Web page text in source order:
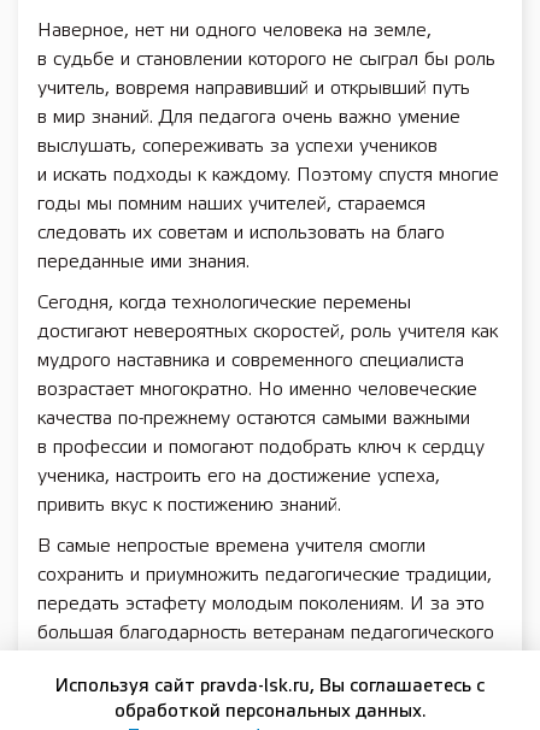
Наверное, нет ни одного человека на земле,
в судьбе и становлении которого не сыграл бы роль
учитель, вовремя направивший и открывший путь
в мир знаний. Для педагога очень важно умение
выслушать, сопереживать за успехи учеников
и искать подходы к каждому. Поэтому спустя многие
годы мы помним наших учителей, стараемся
следовать их советам и использовать на благо
переданные ими знания.
Сегодня, когда технологические перемены
достигают невероятных скоростей, роль учителя как
мудрого наставника и современного специалиста
возрастает многократно. Но именно человеческие
качества по-прежнему остаются самыми важными
в профессии и помогают подобрать ключ к сердцу
ученика, настроить его на достижение успеха,
привить вкус к постижению знаний.
В самые непростые времена учителя смогли
сохранить и приумножить педагогические традиции,
передать эстафету молодым поколениям. И за это
большая благодарность ветеранам педагогического
профессии встают новые задачи, они активно
используют в своей работе цифровые технологии
Используя сайт pravda-lsk.ru, Вы соглашаетесь с
обработкой персональных данных.